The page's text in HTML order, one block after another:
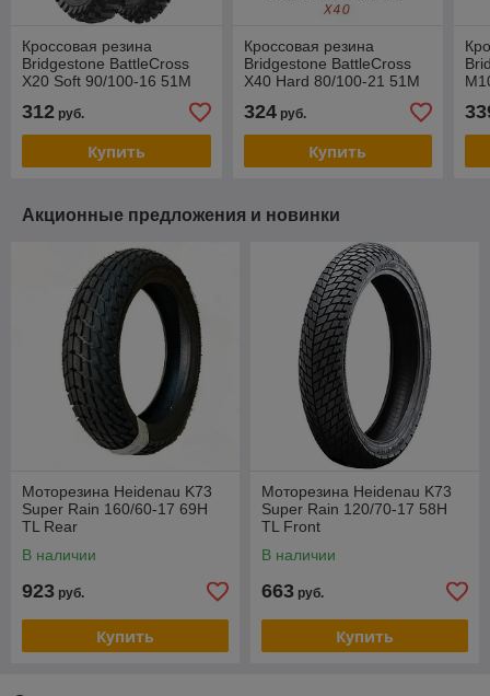
Кроссовая резина
Bridgestone BattleCross
X20 Soft 90/100-16 51M
312 руб.
Купить
Кроссовая резина
Bridgestone BattleCross
X40 Hard 80/100-21 51M
324руб.
Купить
Акционные предложения и новинки
Моторезина Heidenau K73
Super Rain 160/60-17 69H
TL Rear
В наличии
923 руб.
Купить
Моторезина Heidenau K73
Super Rain 120/70-17 58H
TL Front
В наличии
663 руб.
Купить